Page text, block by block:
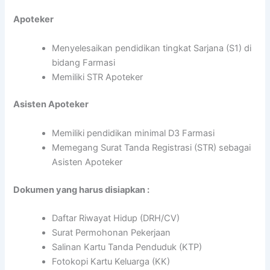
Apoteker
Menyelesaikan pendidikan tingkat Sarjana (S1) di
bidang Farmasi
Memiliki STR Apoteker
Asisten Apoteker
Memiliki pendidikan minimal D3 Farmasi
Memegang Surat Tanda Registrasi (STR) sebagai
Asisten Apoteker
Dokumen yang harus disiapkan :
Daftar Riwayat Hidup (DRH/CV)
Surat Permohonan Pekerjaan
Salinan Kartu Tanda Penduduk (KTP)
Fotokopi Kartu Keluarga (KK)